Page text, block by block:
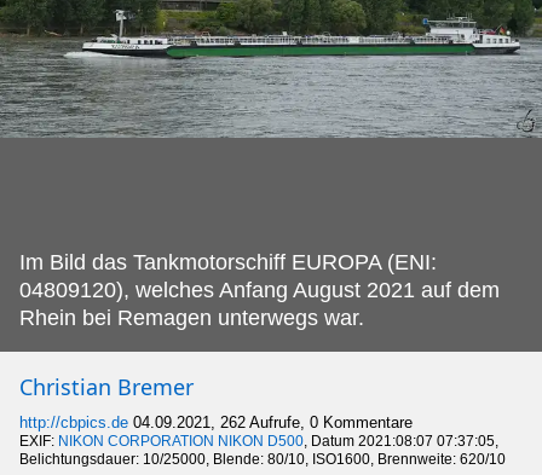
Im Bild das Tankmotorschiff EUROPA (ENI:
04809120), welches Anfang August 2021 auf dem
Rhein bei Remagen unterwegs war.
Christian Bremer
http://cbpics.de 04.09.2021, 262 Aufrufe, 0 Kommentare
EXIF: NIKON CORPORATION NIKON D500, Datum 2021:08:07 07:37:05,
Belichtungsdauer: 10/25000, Blende: 80/10, ISO1600, Brennweite: 620/10